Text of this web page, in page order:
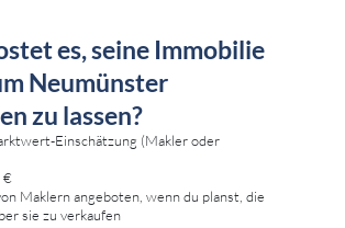
es, seine Immobilie
Neumünster
zu lassen?
Einschätzung (Makler oder
€
Maklern angeboten, wenn du planst, die
sie zu verkaufen